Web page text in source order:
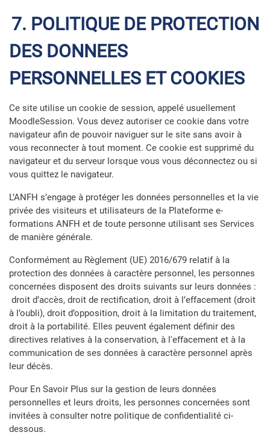
7. POLITIQUE DE PROTECTION
DES DONNEES
PERSONNELLES ET COOKIES
Ce site utilise un cookie de session, appelé usuellement
MoodleSession. Vous devez autoriser ce cookie dans votre
navigateur afin de pouvoir naviguer sur le site sans avoir à
vous reconnecter à tout moment. Ce cookie est supprimé du
navigateur et du serveur lorsque vous vous déconnectez ou si
vous quittez le navigateur.
L’ANFH s’engage à protéger les données personnelles et la vie
privée des visiteurs et utilisateurs de la Plateforme e-
formations ANFH et de toute personne utilisant ses Services
de manière générale.
Conformément au Règlement (UE) 2016/679 relatif à la
protection des données à caractère personnel, les personnes
concernées disposent des droits suivants sur leurs données :
droit d’accès, droit de rectification, droit à l’effacement (droit
à l’oubli), droit d’opposition, droit à la limitation du traitement,
droit à la portabilité. Elles peuvent également définir des
directives relatives à la conservation, à l'effacement et à la
communication de ses données à caractère personnel après
leur décès.
Pour En Savoir Plus sur la gestion de leurs données
personnelles et leurs droits, les personnes concernées sont
invitées à consulter notre politique de confidentialité ci-
dessous.